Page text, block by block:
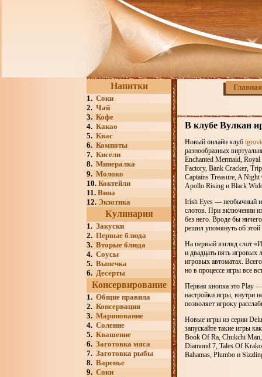
Напитки
1. Соки
2. Чай
3. Кофе
4. Какао
5. Квас
6. Компоты
7. Кисели
8. Минералка
9. Молоко
10. Коктейли
11. Вина
12. Экзотика
Кулинария
1. Закуски
2. Первые блюда
3. Вторые блюда
4. Соусы
5. Выпечка
6. Десерты
Консервирование
1. Общие правила
2. Консервация
3. Маринование
4. Соление
5. Квашение
6. Заготовка мяса
7. Заготовка рыбы
8. Варенье
9. Соки
Главная
В клубе Вулкан
Новый онлайн клуб
разнообразных
Enchanted Mermaid,
Factory, Bank Cracker,
Captains Treasure, A
Apollo Rising и Black
Irish Eyes — необычный
слотов. При включении
без него. Вроде бы
решил упомянуть об этой
На первый взгляд слот
и двадцать пять игровых
игровых автоматах.
но в процессе игры все
Первая кнопка это Play
настройки игры, внутри
позволяет игроку
Новые игры из серии
запускайте такие игры
Book Of Ra, Chukchi
Diamond 7, Tales Of
Bahamas, Plumbo и